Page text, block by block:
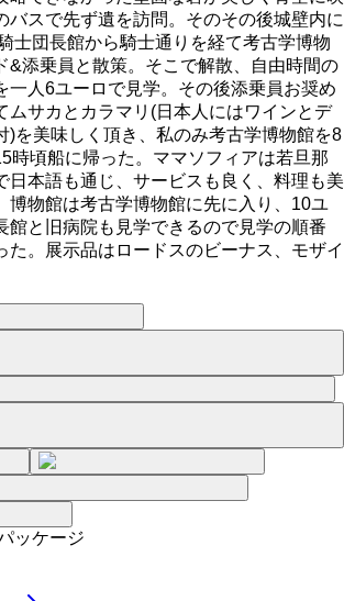
バスで先ず遺を訪問。そのその後城壁内に
士団長館から騎士通りを経て考古学博物
&添乗員と散策。そこで解散、自由時間の
一人6ユーロで見学。その後添乗員お奨め
ムサカとカラマリ(日本人にはワインとデ
)を美味しく頂き、私のみ考古学博物館を8
時頃船に帰った。ママソフィアは若旦那
日本語も通じ、サービスも良く、料理も美
博物館は考古学博物館に先に入り、10ユ
館と旧病院も見学できるので見学の順番
た。展示品はロードスのビーナス、モザイ
ッケージ